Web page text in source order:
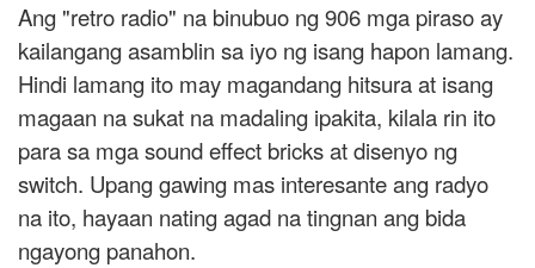
Ang "retro radio" na binubuo ng 906 mga piraso ay
kailangang asamblin sa iyo ng isang hapon lamang.
Hindi lamang ito may magandang hitsura at isang
magaan na sukat na madaling ipakita, kilala rin ito
para sa mga sound effect bricks at disenyo ng
switch. Upang gawing mas interesante ang radyo
na ito, hayaan nating agad na tingnan ang bida
ngayong panahon.